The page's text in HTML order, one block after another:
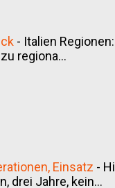
- Italien
regiona...
Einsatz -
drei Jahre, kein...